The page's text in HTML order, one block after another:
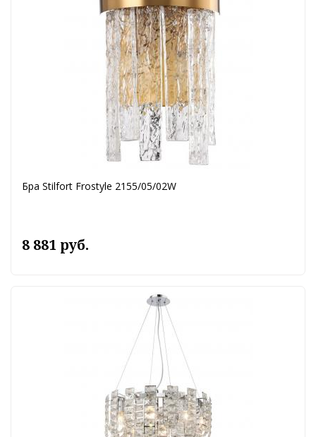
Бра Stilfort Frostyle 2155/05/02W
8 881 руб.